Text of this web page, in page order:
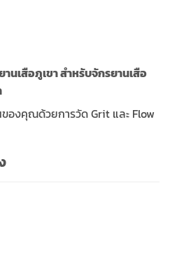
านเสือภูเขา สำหรับจักรยานเสือ
องคุณด้วยการวัด Grit และ Flow